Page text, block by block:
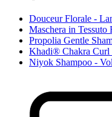
Douceur Florale -
Maschera in
Propolia Gentle
Khadi® Chakra Curl
Niyok Shampoo -